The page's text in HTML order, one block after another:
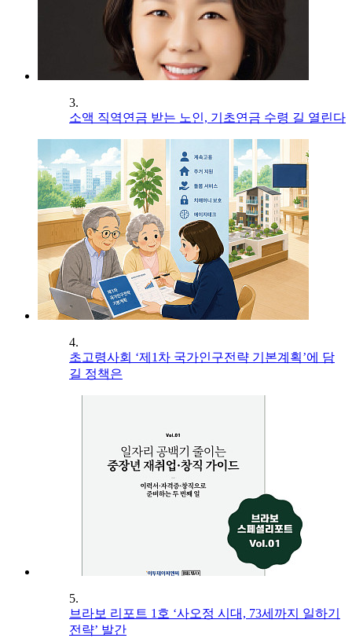
3.
소액 직역연금 받는 노인, 기초연금 수령 길 열린다
4.
초고령사회 ‘제1차 국가인구전략 기본계획’에 담
길 정책은
5.
브라보 리포트 1호 ‘사오정 시대, 73세까지 일하기
전략’ 발간